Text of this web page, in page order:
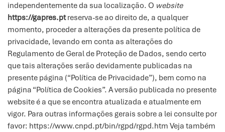
independentemente da sua localização. O website
https://gapres.ptreserva-se ao direito de, a qualquer
momento, proceder a alterações da presente política de
privacidade, levando em conta as alterações do
Regulamento de Geral de Proteção de Dados, sendo certo
que tais alterações serão devidamente publicadas na
presente página (“Política de Privacidade”), bem como na
página “Política de Cookies”. A versão publicada no presente
website é a que se encontra atualizada e atualmente em
vigor. Para outras informações gerais sobre a lei consulte por
favor: https://www.cnpd.pt/bin/rgpd/rgpd.htm Veja também